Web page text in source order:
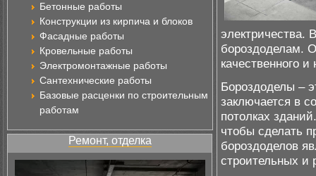
Бетонные работы
Конструкции из кирпича и блоков
Фасадные работы
Кровельные работы
Электромонтажные работы
Сантехнические работы
Базовые расценки по строительным
работам
Ремонт, отделка
электричества.
бороздоделам.
качественного
Бороздоделы –
заключается в
потолках
чтобы сделать
бороздоделов
строительных и